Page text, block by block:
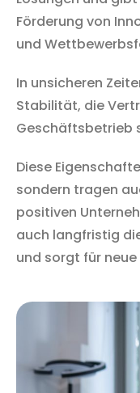
Förderung von
und
In unsicheren
Stabilität, die
Geschäftsbetrieb
Diese
sondern tragen
positiven
auch langfristig
und sorgt für neue